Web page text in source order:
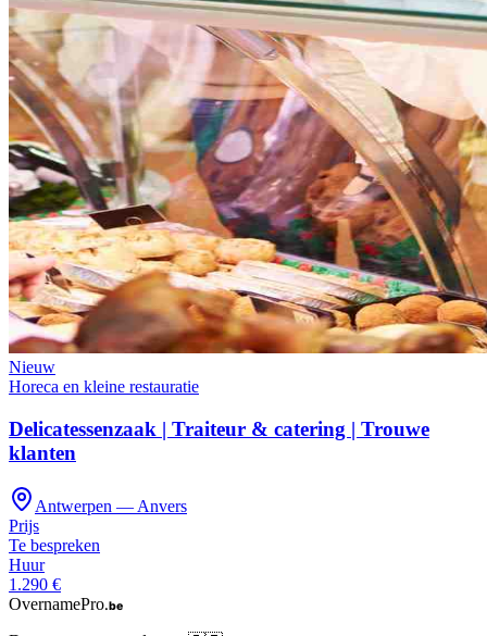
Nieuw
Horeca en kleine restauratie
Delicatessenzaak | Traiteur & catering | Trouwe
klanten
Antwerpen — Anvers
Prijs
Te bespreken
Huur
1.290 €
OvernamePro.be